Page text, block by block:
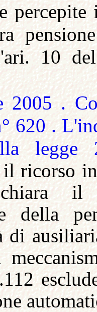
10
2005 .
620 .
ricorso
della
di